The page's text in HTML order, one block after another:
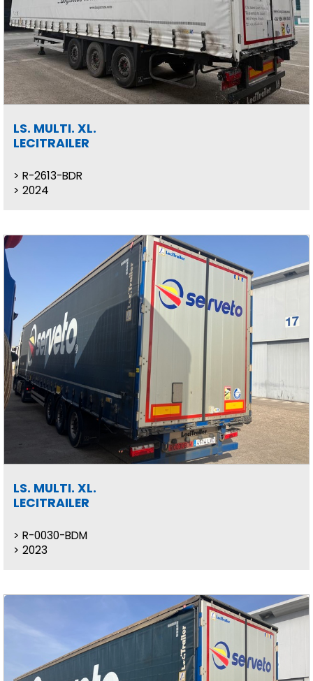
LS. MULTI. XL.
LECITRAILER
R-2613-BDR
2024
LS. MULTI. XL.
LECITRAILER
R-0030-BDM
2023